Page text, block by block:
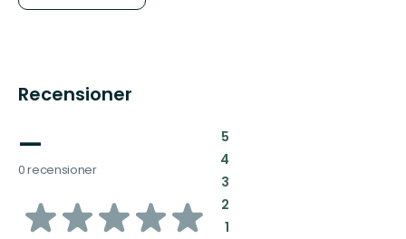
Recensioner
—
0 recensioner
av
5:
4:
3:
2:
1: